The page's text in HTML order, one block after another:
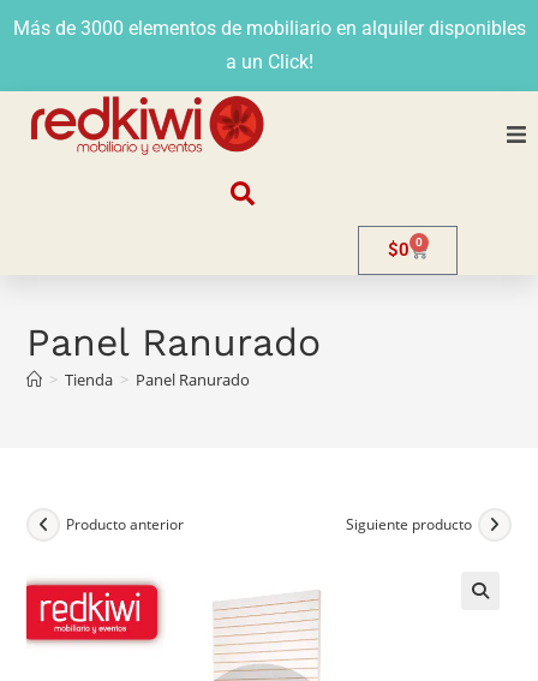
Más de 3000 elementos de mobiliario en alquiler disponibles
a un Click!
Contacto
$0 0
Panel Ranurado
> Tienda > Panel Ranurado
Producto anterior Siguiente producto